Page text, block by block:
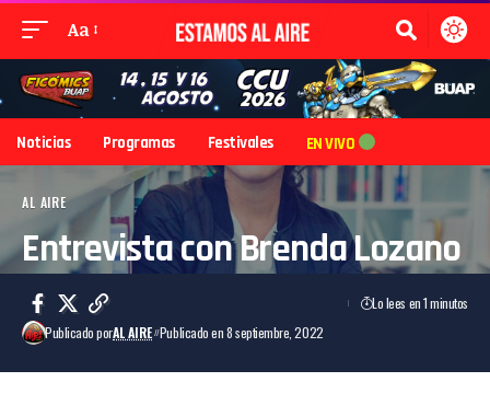
Aa
Noticias Programas Festivales EN VIVO
AL AIRE
Entrevista con Brenda Lozano
Publicado porAL AIRE Publicado en 8 septiembre, 2022
Lo lees en 1 minutos